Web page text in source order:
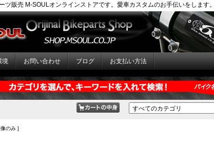
ツ販売 M-SOULオンラインストアです。愛車カスタムのお手伝いをします。
境 お問い合わせ ブログ お支払い方法
のみ ]